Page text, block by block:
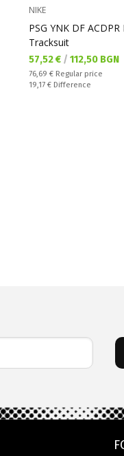
NIKE
PSG YNK DF ACDPR
Tracksuit
Текуща цена:
57,52 € / 112,50 BGN
Regular price:
76,69 € Regular price
Спестявате:
19,17 € Difference